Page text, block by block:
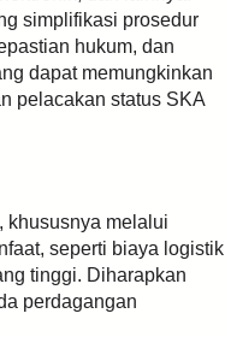
simplifikasi prosedur
hukum, dan
dapat memungkinkan
pelacakan status SKA
khususnya melalui
seperti biaya logistik
tinggi. Diharapkan
perdagangan